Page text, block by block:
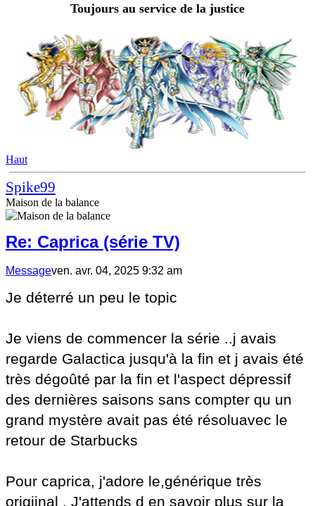
Toujours au service de la justice
Haut
Spike99
Maison de la balance
Re: Caprica (série TV)
Messageven. avr. 04, 2025 9:32 am
Je déterré un peu le topic
Je viens de commencer la série ..j avais
regarde Galactica jusqu'à la fin et j avais été
très dégoûté par la fin et l'aspect dépressif
des dernières saisons sans compter qu un
grand mystère avait pas été résoluavec le
retour de Starbucks
Pour caprica, j'adore le,générique très
origiinal . J'attends d en savoir plus sur la